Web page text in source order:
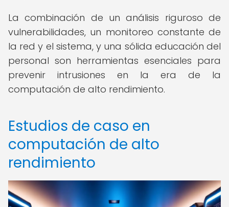
La combinación de un análisis riguroso de
vulnerabilidades, un monitoreo constante de
la red y el sistema, y una sólida educación del
personal son herramientas esenciales para
prevenir intrusiones en la era de la
computación de alto rendimiento.
Estudios de caso en
computación de alto
rendimiento